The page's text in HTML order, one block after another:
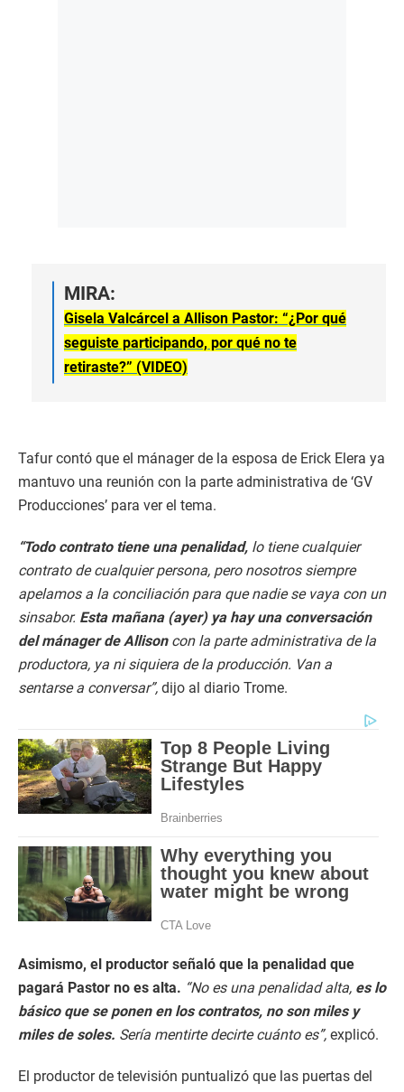
MIRA:
Gisela Valcárcel a Allison Pastor: “¿Por qué
seguiste participando, por qué no te
retiraste?” (VIDEO)
Tafur contó que el mánager de la esposa de Erick Elera ya
mantuvo una reunión con la parte administrativa de ‘GV
Producciones’ para ver el tema.
“Todo contrato tiene una penalidad, lo tiene cualquier
contrato de cualquier persona, pero nosotros siempre
apelamos a la conciliación para que nadie se vaya con un
sinsabor. Esta mañana (ayer) ya hay una conversación
del mánager de Allison con la parte administrativa de la
productora, ya ni siquiera de la producción. Van a
sentarse a conversar”, dijo al diario Trome.
Asimismo, el productor señaló que la penalidad que
pagará Pastor no es alta. “No es una penalidad alta, es lo
básico que se ponen en los contratos, no son miles y
miles de soles. Sería mentirte decirte cuánto es”, explicó.
El productor de televisión puntualizó que las puertas del